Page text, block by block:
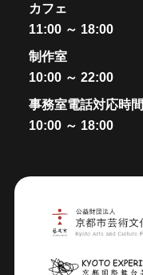
カフェ
11:00 ～ 18:00
制作室
10:00 ～ 22:00
事務室電話対応時間
10:00 ～ 18:00